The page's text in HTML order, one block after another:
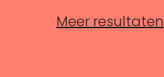
Meer resultaten